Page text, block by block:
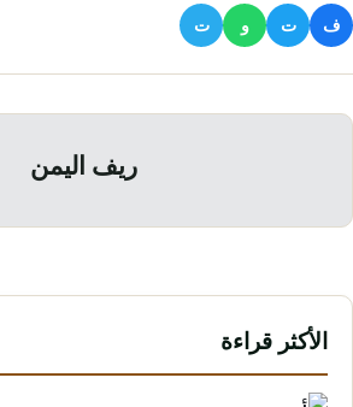
ف ت و ت
ريف اليمن
الأكثر قراءة